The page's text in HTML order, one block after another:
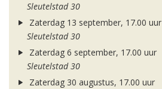
Sleutelstad 30
Zaterdag 13 september, 17.00 uur
Sleutelstad 30
Zaterdag 6 september, 17.00 uur
Sleutelstad 30
Zaterdag 30 augustus, 17.00 uur